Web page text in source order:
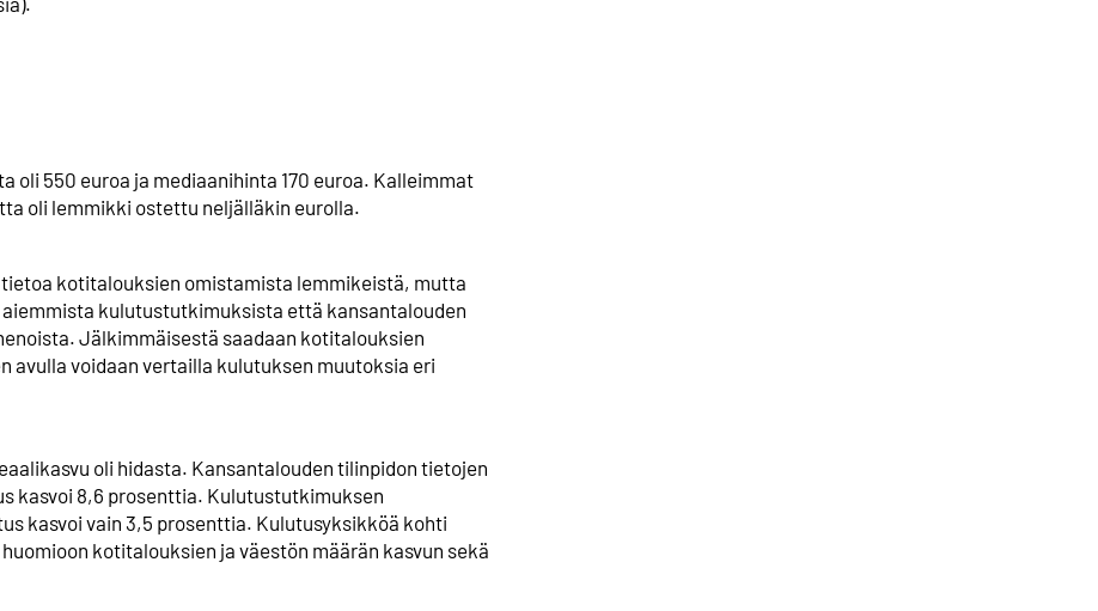
oli 550 euroa ja mediaanihinta 170 euroa. Kalleimmat
oli lemmikki ostettu neljälläkin eurolla.
kotitalouksien omistamista lemmikeistä, mutta
kulutustutkimuksista että kansantalouden
Jälkimmäisestä saadaan kotitalouksien
voidaan vertailla kulutuksen muutoksia eri
oli hidasta. Kansantalouden tilinpidon tietojen
kasvoi 8,6 prosenttia. Kulutustutkimuksen
kasvoi vain 3,5 prosenttia. Kulutusyksikköä kohti
kotitalouksien ja väestön määrän kasvun sekä